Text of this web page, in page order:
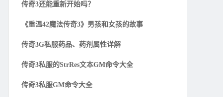
传奇3还能重新开始吗？
《重温42魔法传奇3》男孩和女孩的故事
传奇3G私服药品、药剂属性详解
传奇3私服的StrRes文本GM命令大全
传奇3私服GM命令大全